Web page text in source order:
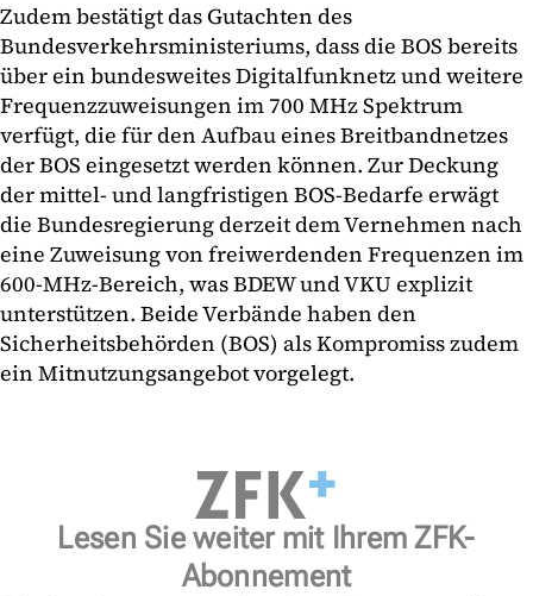
Zudem bestätigt das Gutachten des
Bundesverkehrsministeriums, dass die BOS bereits
über ein bundesweites Digitalfunknetz und weitere
Frequenzzuweisungen im 700 MHz Spektrum
verfügt, die für den Aufbau eines Breitbandnetzes
der BOS eingesetzt werden können. Zur Deckung
der mittel- und langfristigen BOS-Bedarfe erwägt
die Bundesregierung derzeit dem Vernehmen nach
eine Zuweisung von freiwerdenden Frequenzen im
600-MHz-Bereich, was BDEW und VKU explizit
unterstützen. Beide Verbände haben den
Sicherheitsbehörden (BOS) als Kompromiss zudem
ein Mitnutzungsangebot vorgelegt.
Lesen Sie weiter mit Ihrem ZFK-
Abonnement